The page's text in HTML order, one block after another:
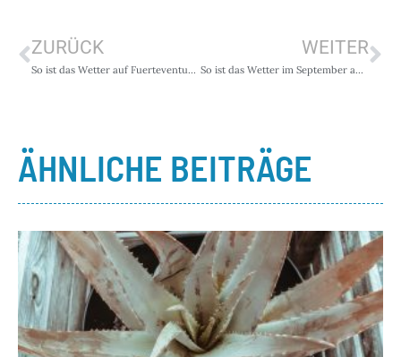
ZURÜCK
So ist das Wetter auf Fuerteventura im Juli
WEITER
So ist das Wetter im September auf Fuerteventura
ÄHNLICHE BEITRÄGE